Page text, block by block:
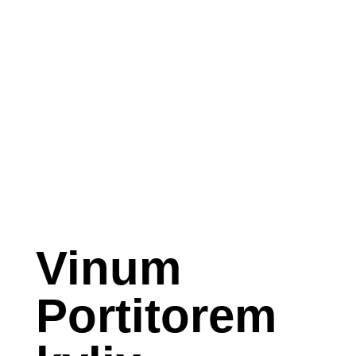
Vinum
Portitorem